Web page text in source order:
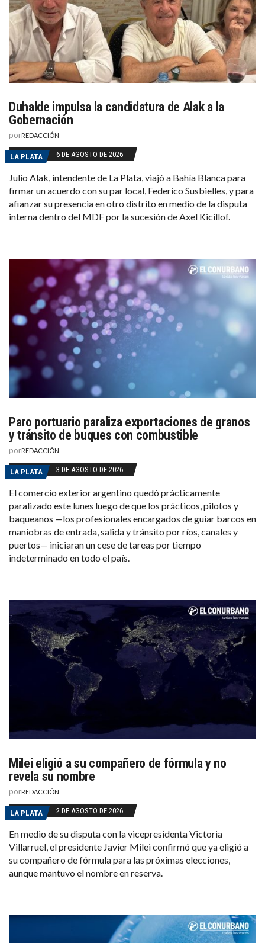
Duhalde impulsa la candidatura de Alak a la
Gobernación
porREDACCIÓN
LA PLATA 6 DE AGOSTO DE 2026
Julio Alak, intendente de La Plata, viajó a Bahía Blanca para
firmar un acuerdo con su par local, Federico Susbielles, y para
afianzar su presencia en otro distrito en medio de la disputa
interna dentro del MDF por la sucesión de Axel Kicillof.
Paro portuario paraliza exportaciones de granos
y tránsito de buques con combustible
porREDACCIÓN
LA PLATA 3 DE AGOSTO DE 2026
El comercio exterior argentino quedó prácticamente
paralizado este lunes luego de que los prácticos, pilotos y
baqueanos —los profesionales encargados de guiar barcos en
maniobras de entrada, salida y tránsito por ríos, canales y
puertos— iniciaran un cese de tareas por tiempo
indeterminado en todo el país.
Milei eligió a su compañero de fórmula y no
revela su nombre
porREDACCIÓN
LA PLATA 2 DE AGOSTO DE 2026
En medio de su disputa con la vicepresidenta Victoria
Villarruel, el presidente Javier Milei confirmó que ya eligió a
su compañero de fórmula para las próximas elecciones,
aunque mantuvo el nombre en reserva.